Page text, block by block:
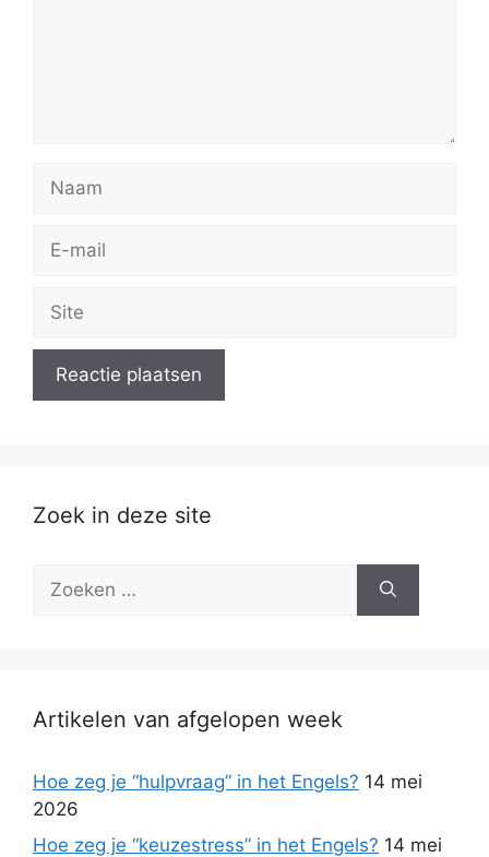
mail
Zoek in deze site
naar:
Artikelen van afgelopen week
Hoe zeg je “hulpvraag” in het Engels? 14 mei
2026
Hoe zeg je “keuzestress” in het Engels? 14 mei